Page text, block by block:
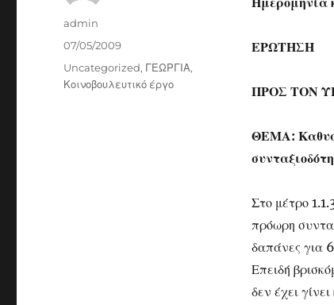
ΕΡΩΤΗΣΗ
ΠΡΟΣ ΤΟΝ
ΘΕΜΑ:
Στο μέτρο
πρόωρη
δαπάνες για
Επειδή
δεν έχει
Author
admin
Posted
07/05/2009
Categories
Uncategorized, ΓΕΩΡΓΙΑ,
Κοινοβουλευτικό έργο